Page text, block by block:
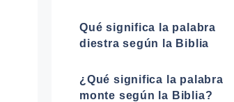
Qué significa la palabra
diestra según la Biblia
¿Qué significa la palabra
monte según la Biblia?